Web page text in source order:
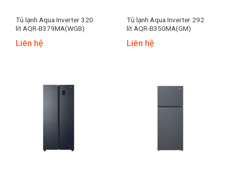
Tủ lạnh Aqua Inverter 320
lít AQR-B379MA(WGB)
Liên hệ
Tủ lạnh Aqua Inverter 292
lít AQR-B350MA(GM)
Liên hệ